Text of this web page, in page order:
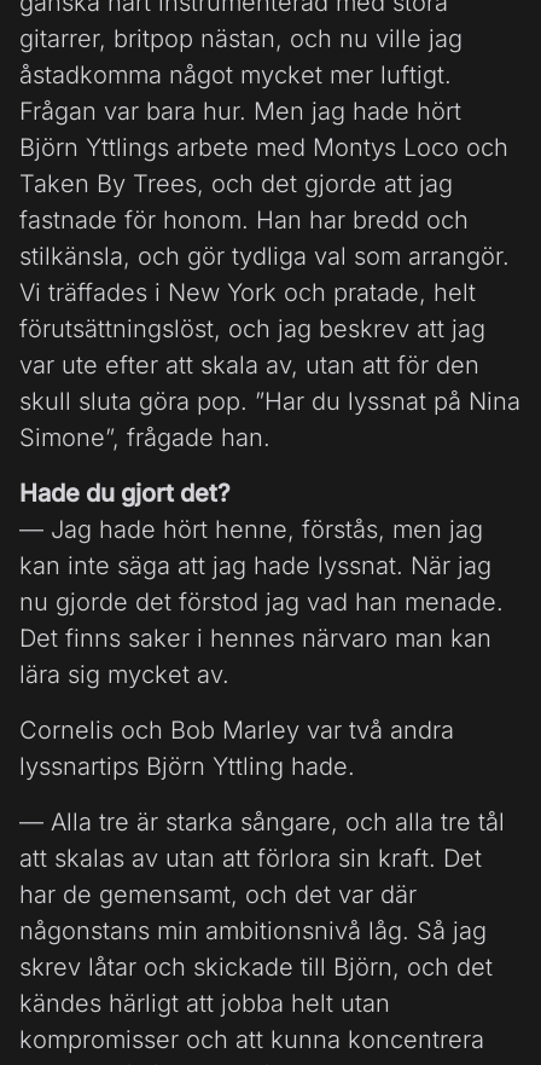
gitarrer, britpop nästan, och nu ville jag
åstadkomma något mycket mer luftigt.
Frågan var bara hur. Men jag hade hört
Björn Yttlings arbete med Montys Loco och
Taken By Trees, och det gjorde att jag
fastnade för honom. Han har bredd och
stilkänsla, och gör tydliga val som arrangör.
Vi träffades i New York och pratade, helt
förutsättningslöst, och jag beskrev att jag
var ute efter att skala av, utan att för den
skull sluta göra pop. ”Har du lyssnat på Nina
Simone”, frågade han.
Hade du gjort det?
— Jag hade hört henne, förstås, men jag
kan inte säga att jag hade lyssnat. När jag
nu gjorde det förstod jag vad han menade.
Det finns saker i hennes närvaro man kan
lära sig mycket av.
Cornelis och Bob Marley var två andra
lyssnartips Björn Yttling hade.
— Alla tre är starka sångare, och alla tre tål
att skalas av utan att förlora sin kraft. Det
har de gemensamt, och det var där
någonstans min ambitionsnivå låg. Så jag
skrev låtar och skickade till Björn, och det
kändes härligt att jobba helt utan
kompromisser och att kunna koncentrera